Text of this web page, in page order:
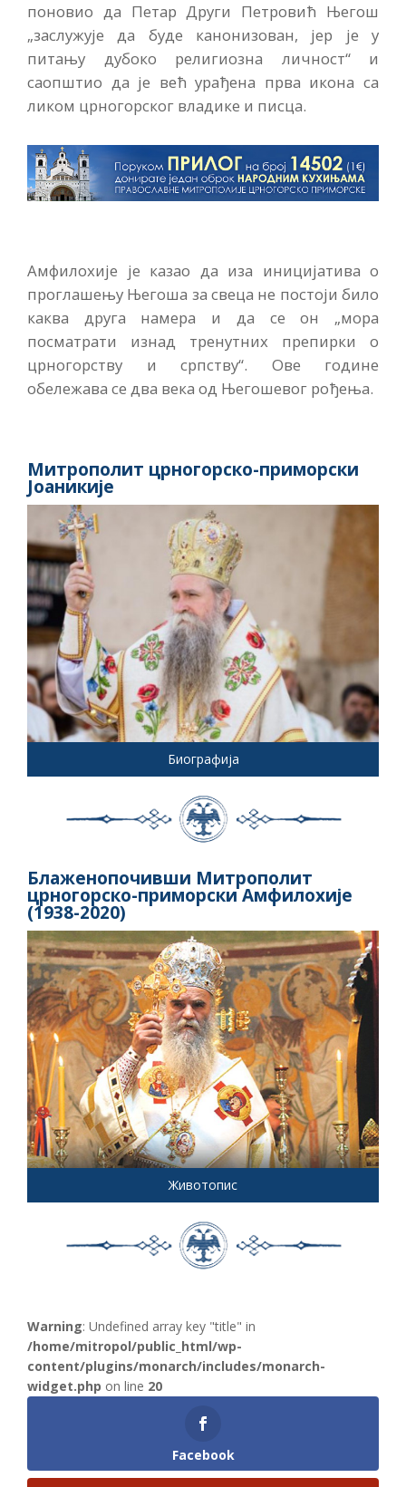
поновио да Петар Други Петровић Његош
„заслужује да буде канонизован, јер је у
питању дубоко религиозна личност“ и
саопштио да је већ урађена прва икона са
ликом црногорског владике и писца.
Амфилохије је казао да иза иницијатива о
проглашењу Његоша за свеца не постоји било
каква друга намера и да се он „мора
посматрати изнад тренутних препирки о
црногорству и српству“. Ове године
обележава се два века од Његошевог рођења.
Митрополит црногорско-приморски
Јоаникије
Биографија
Блаженопочивши Митрополит
црногорско-приморски Амфилохије
(1938-2020)
Животопис
Warning: Undefined array key "title" in
/home/mitropol/public_html/wp-
content/plugins/monarch/includes/monarch-
widget.php on line 20
Facebook